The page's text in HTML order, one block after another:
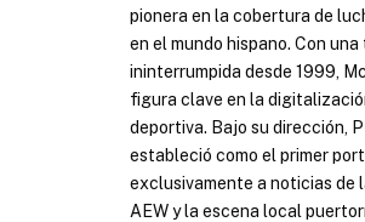
pionera en la cobertura de
en el mundo hispano. Con
ininterrumpida desde 1999,
figura clave en la
deportiva. Bajo su dirección,
estableció como el primer
exclusivamente a noticias de
AEW y la escena local